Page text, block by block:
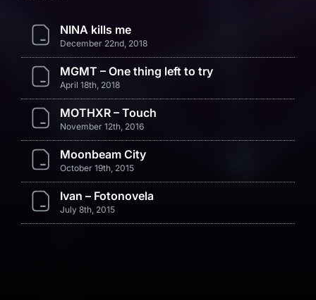
NINA kills me
December 22nd, 2018
MGMT – One thing left to try
April 18th, 2018
MOTHXR – Touch
November 12th, 2016
Moonbeam City
October 19th, 2015
Ivan – Fotonovela
July 8th, 2015